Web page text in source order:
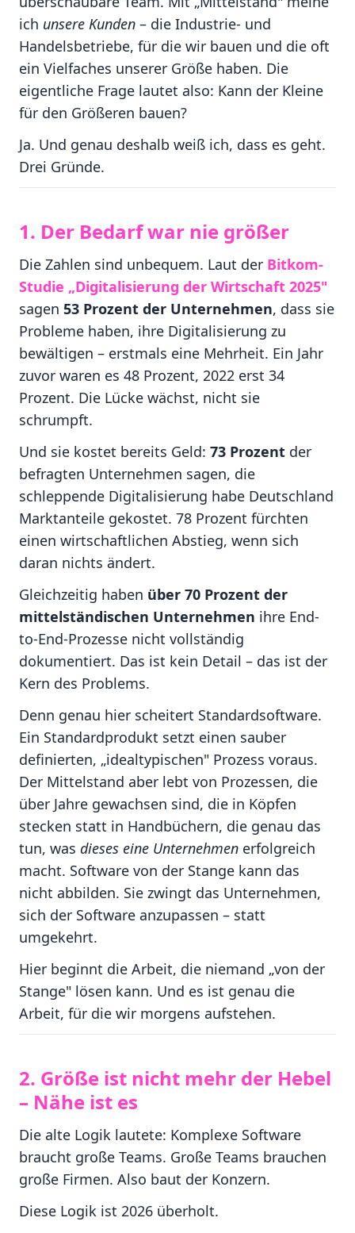
ich unsere Kunden – die Industrie- und
Handelsbetriebe, für die wir bauen und die oft
ein Vielfaches unserer Größe haben. Die
eigentliche Frage lautet also: Kann der Kleine
für den Größeren bauen?
Ja. Und genau deshalb weiß ich, dass es geht.
Drei Gründe.
1. Der Bedarf war nie größer
Die Zahlen sind unbequem. Laut der Bitkom-
Studie „Digitalisierung der Wirtschaft 2025"
sagen 53 Prozent der Unternehmen, dass sie
Probleme haben, ihre Digitalisierung zu
bewältigen – erstmals eine Mehrheit. Ein Jahr
zuvor waren es 48 Prozent, 2022 erst 34
Prozent. Die Lücke wächst, nicht sie
schrumpft.
Und sie kostet bereits Geld: 73 Prozent der
befragten Unternehmen sagen, die
schleppende Digitalisierung habe Deutschland
Marktanteile gekostet. 78 Prozent fürchten
einen wirtschaftlichen Abstieg, wenn sich
daran nichts ändert.
Gleichzeitig haben über 70 Prozent der
mittelständischen Unternehmen ihre End-
to-End-Prozesse nicht vollständig
dokumentiert. Das ist kein Detail – das ist der
Kern des Problems.
Denn genau hier scheitert Standardsoftware.
Ein Standardprodukt setzt einen sauber
definierten, „idealtypischen" Prozess voraus.
Der Mittelstand aber lebt von Prozessen, die
über Jahre gewachsen sind, die in Köpfen
stecken statt in Handbüchern, die genau das
tun, was dieses eine Unternehmen erfolgreich
macht. Software von der Stange kann das
nicht abbilden. Sie zwingt das Unternehmen,
sich der Software anzupassen – statt
umgekehrt.
Hier beginnt die Arbeit, die niemand „von der
Stange" lösen kann. Und es ist genau die
Arbeit, für die wir morgens aufstehen.
2. Größe ist nicht mehr der Hebel
– Nähe ist es
Die alte Logik lautete: Komplexe Software
braucht große Teams. Große Teams brauchen
große Firmen. Also baut der Konzern.
Diese Logik ist 2026 überholt.